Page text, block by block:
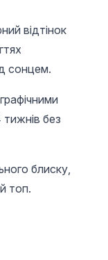
відтінок
сонцем.
без
блиску,
топ.